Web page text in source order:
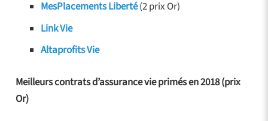
MesPlacements Liberté(2 prix Or)
Link Vie
Altaprofits Vie
Meilleurs contrats d’assurance vie primés en 2018 (prix
Or)